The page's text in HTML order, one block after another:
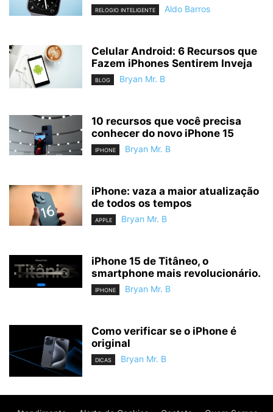
RELOGIO INTELIGENTE Aldo Barros
Celular Android: 6 Recursos que
Fazem iPhones Sentirem Inveja
BLOG Bryan Mr. B
10 recursos que você precisa
conhecer do novo iPhone 15
IPHONE Bryan Mr. B
iPhone: vaza a maior atualização
de todos os tempos
APPLE Bryan Mr. B
iPhone 15 de Titâneo, o
smartphone mais revolucionário.
IPHONE Bryan Mr. B
Como verificar se o iPhone é
original
DICAS Bryan Mr. B